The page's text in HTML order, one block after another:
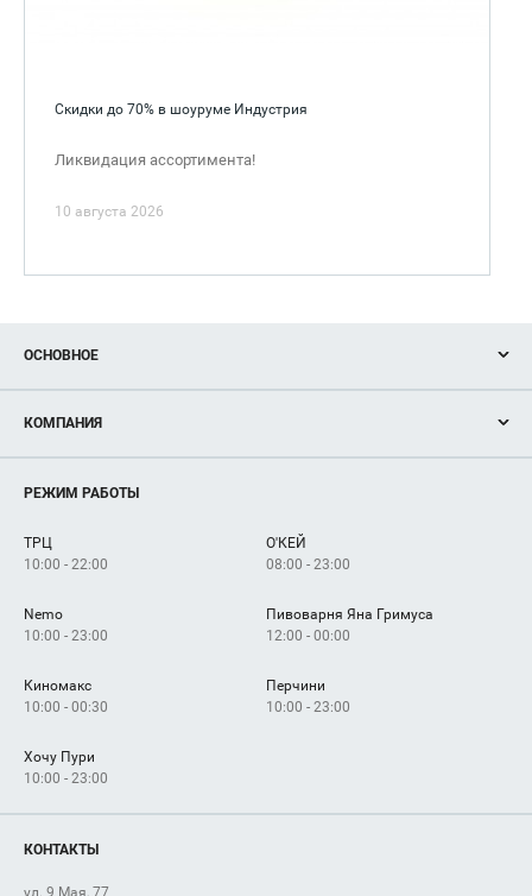
Скидки до 70% в шоуруме Индустрия
Ликвидация ассортимента!
10 августа 2026
ОСНОВНОЕ
Новости
Магазины
Услуги
КОМПАНИЯ
Рекламодателям
Как добраться
РЕЖИМ РАБОТЫ
ТРЦ
10:00 - 22:00
О'КЕЙ
08:00 - 23:00
Nemo
10:00 - 23:00
Пивоварня Яна Гримуса
12:00 - 00:00
Киномакс
10:00 - 00:30
Перчини
10:00 - 23:00
Хочу Пури
10:00 - 23:00
КОНТАКТЫ
ул. 9 Мая, 77